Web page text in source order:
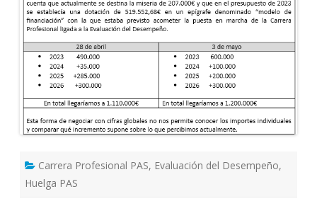
Carrera Profesional PAS, Evaluación del Desempeño,
Huelga PAS